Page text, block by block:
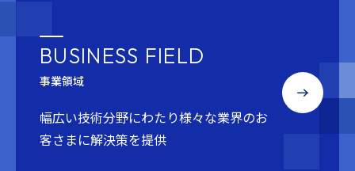
BUSINESS FIELD
事業領域
幅広い技術分野にわたり様々な業界のお
客さまに解決策を提供